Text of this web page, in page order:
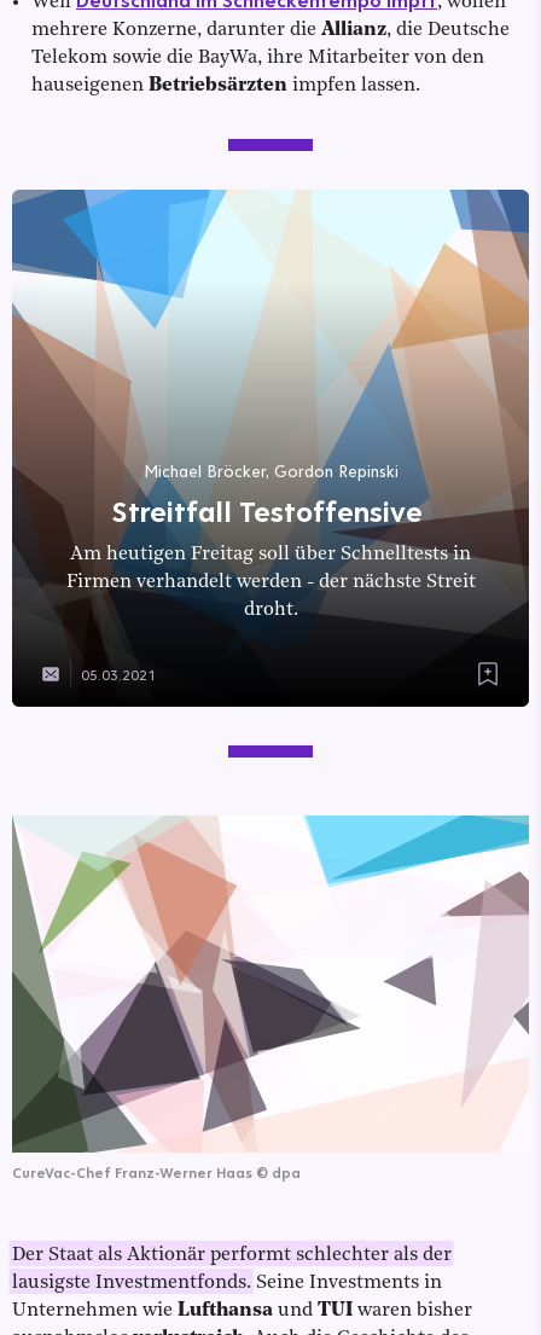
mehrere Konzerne, darunter die Allianz, die Deutsche
Telekom sowie die BayWa, ihre Mitarbeiter von den
hauseigenen Betriebsärzten impfen lassen.
Michael Bröcker, Gordon Repinski
Streitfall Testoffensive
Am heutigen Freitag soll über Schnelltests in
Firmen verhandelt werden - der nächste Streit
droht.
05.03.2021
CureVac-Chef Franz-Werner Haas © dpa
Der Staat als Aktionär performt schlechter als der
lausigste Investmentfonds. Seine Investments in
Unternehmen wie Lufthansa und TUI waren bisher